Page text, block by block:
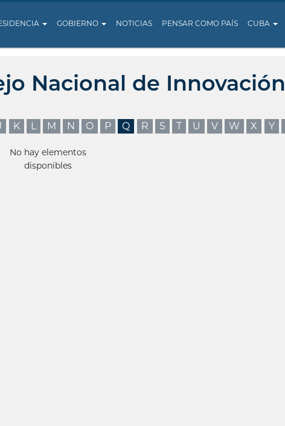
GOBIERNO NOTICIAS PENSAR COMO PAÍS CUBA
Nacional de Innovación
K L M N O P Q R S T U V W X Y
No hay elementos
disponibles